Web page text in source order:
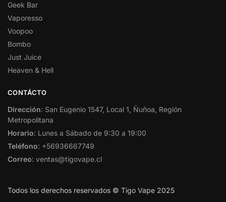
Geek Bar
Vaporesso
Voopoo
Bombo
Just Juice
Heaven & Hell
CONTÁCTO
Dirección: San Eugenio 1547, Local 1, Ñuñoa, Región
Metropolitana
Horario: Lunes a Sábado de 9:30 a 19:00
Teléfono: +56936667749
Correo: ventas@tigovape.cl
Todos los derechos reservados © Tigo Vape 2025